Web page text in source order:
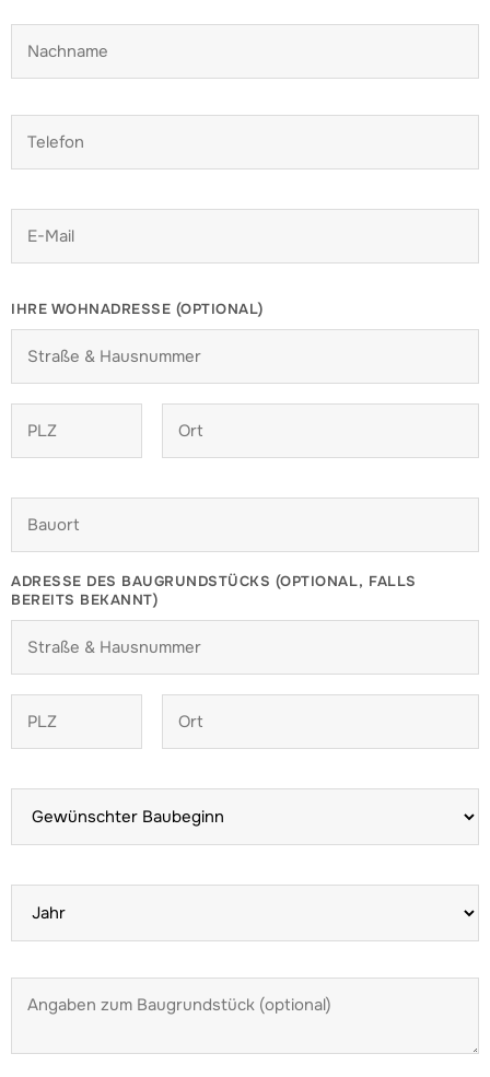
IHRE WOHNADRESSE (OPTIONAL)
ADRESSE DES BAUGRUNDSTÜCKS (OPTIONAL, FALLS
BEREITS BEKANNT)